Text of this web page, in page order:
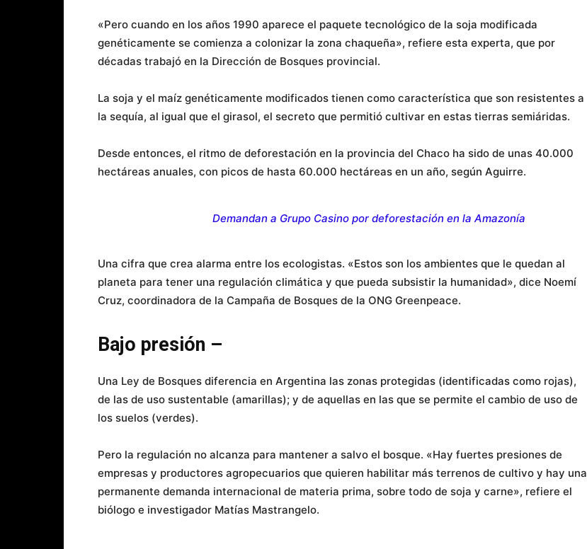
«Pero cuando en los años 1990 aparece el paquete tecnológico de la soja modificada
genéticamente se comienza a colonizar la zona chaqueña», refiere esta experta, que por
décadas trabajó en la Dirección de Bosques provincial.
La soja y el maíz genéticamente modificados tienen como característica que son resistentes a
la sequía, al igual que el girasol, el secreto que permitió cultivar en estas tierras semiáridas.
Desde entonces, el ritmo de deforestación en la provincia del Chaco ha sido de unas 40.000
hectáreas anuales, con picos de hasta 60.000 hectáreas en un año, según Aguirre.
Demandan a Grupo Casino por deforestación en la Amazonía
Una cifra que crea alarma entre los ecologistas. «Estos son los ambientes que le quedan al
planeta para tener una regulación climática y que pueda subsistir la humanidad», dice Noemí
Cruz, coordinadora de la Campaña de Bosques de la ONG Greenpeace.
Bajo presión –
Una Ley de Bosques diferencia en Argentina las zonas protegidas (identificadas como rojas),
de las de uso sustentable (amarillas); y de aquellas en las que se permite el cambio de uso de
los suelos (verdes).
Pero la regulación no alcanza para mantener a salvo el bosque. «Hay fuertes presiones de
empresas y productores agropecuarios que quieren habilitar más terrenos de cultivo y hay una
permanente demanda internacional de materia prima, sobre todo de soja y carne», refiere el
biólogo e investigador Matías Mastrangelo.